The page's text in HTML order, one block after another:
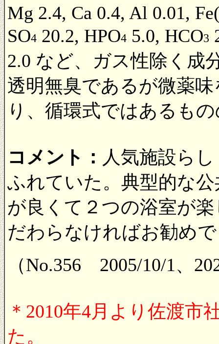
Mg 2.4, Ca 0.4, Al 0.01,
SO4 20.2, HPO4 5.0, HCO3
2.0 など、ガス性除く成
透明無臭であるが微薬
り、循環式ではあるも
コメント： 人気施設ら
ふれていた。典型的な
が良くて２つの浴室が
だわらなければお勧め
（No.356 2005/10/1、
＊2010年4月より佐渡市
た。